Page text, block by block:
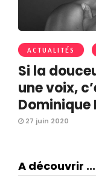
ACTUALITÉS
Si la
une voix,
Dominique
27 juin 2020
A découvrir